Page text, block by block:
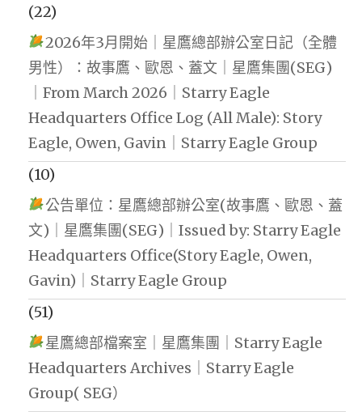
(22)
2026年3月開始｜星鷹總部辦公室日記（全體
男性）：故事鷹、歐恩、蓋文｜星鷹集團(SEG)
｜From March 2026｜Starry Eagle
Headquarters Office Log (All Male): Story
Eagle, Owen, Gavin｜Starry Eagle Group
(10)
公告單位：星鷹總部辦公室(故事鷹、歐恩、蓋
文)｜星鷹集團(SEG)｜Issued by: Starry Eagle
Headquarters Office(Story Eagle, Owen,
Gavin)｜Starry Eagle Group
(51)
星鷹總部檔案室｜星鷹集團｜Starry Eagle
Headquarters Archives｜Starry Eagle
Group( SEG）